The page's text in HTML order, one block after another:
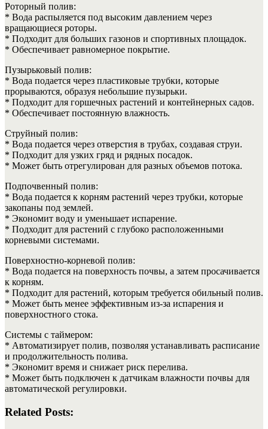
Роторный полив:
* Вода распыляется под высоким давлением через
вращающиеся роторы.
* Подходит для больших газонов и спортивных площадок.
* Обеспечивает равномерное покрытие.
Пузырьковый полив:
* Вода подается через пластиковые трубки, которые
прорываются, образуя небольшие пузырьки.
* Подходит для горшечных растений и контейнерных садов.
* Обеспечивает постоянную влажность.
Струйный полив:
* Вода подается через отверстия в трубах, создавая струи.
* Подходит для узких гряд и рядных посадок.
* Может быть отрегулирован для разных объемов потока.
Подпочвенный полив:
* Вода подается к корням растений через трубки, которые
закопаны под землей.
* Экономит воду и уменьшает испарение.
* Подходит для растений с глубоко расположенными
корневыми системами.
Поверхностно-корневой полив:
* Вода подается на поверхность почвы, а затем просачивается
к корням.
* Подходит для растений, которым требуется обильный полив.
* Может быть менее эффективным из-за испарения и
поверхностного стока.
Системы с таймером:
* Автоматизирует полив, позволяя устанавливать расписание
и продолжительность полива.
* Экономит время и снижает риск перелива.
* Может быть подключен к датчикам влажности почвы для
автоматической регулировки.
Related Posts: